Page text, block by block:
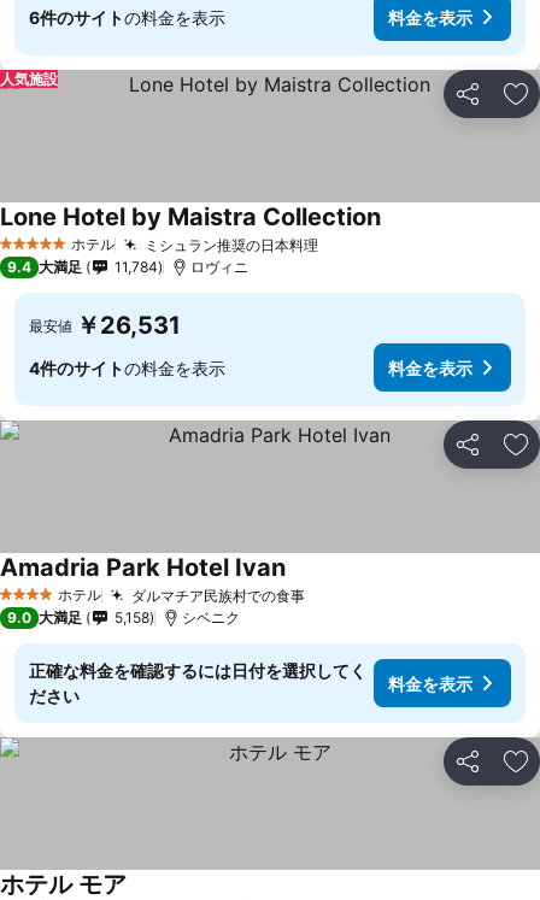
6件のサイトの料金を表示 料金を表示
シェア お
人気施設
5 ホテルのランク
ホテル ミシュラン推奨の日本料理料金を表示
Lone Hotel by Maistra Collection料金を表示
9.4 大満足 11,784 ロヴィニ
最安値 ￥26,531
4件のサイトの料金を表示 料金を表示
シェア お
4 ホテルのランク
ホテル ダルマチア民族村での食事料金を表示
Amadria Park Hotel Ivan料金を表示
9.0 大満足 5,158 シベニク
正確な料金を確認するには日付を選択してく
ださい
料金を表示
シェア お
ホテル モア